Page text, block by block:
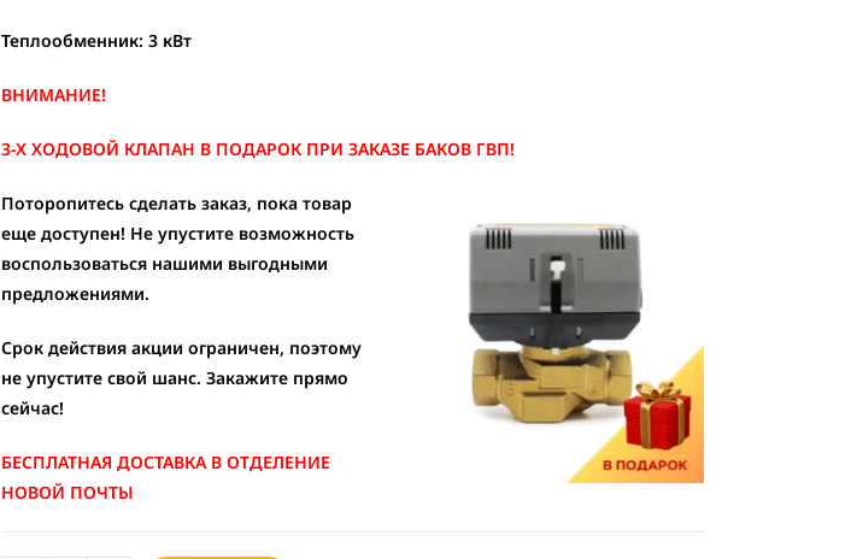
Теплообменник: 3 кВт
ВНИМАНИЕ!
3-Х ХОДОВОЙ КЛАПАН В ПОДАРОК ПРИ ЗАКАЗЕ БАКОВ ГВП!
Поторопитесь сделать заказ, пока товар
еще доступен! Не упустите возможность
воспользоваться нашими выгодными
предложениями.
Срок действия акции ограничен, поэтому
не упустите свой шанс. Закажите прямо
сейчас!
БЕСПЛАТНАЯ ДОСТАВКА В ОТДЕЛЕНИЕ
НОВОЙ ПОЧТЫ